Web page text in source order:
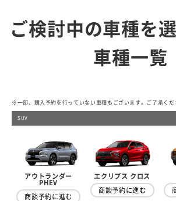
ご検討中の車種を
車種一覧
※一部、購入予約を行っていない車種もございます。ご了承くだ
SUV
アウトランダー
PHEV
商談予約に進む
エクリプス クロス
商談予約に進む